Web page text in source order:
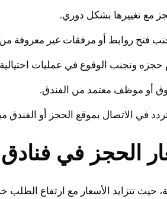
الحجز في فنادق
حيث تتزايد الأسعار مع ارتفاع